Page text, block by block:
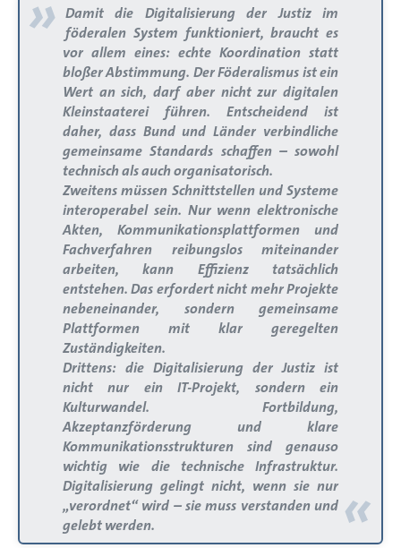
Damit die Digitalisierung der Justiz im
föderalen System funktioniert, braucht es
vor allem eines: echte Koordination statt
bloßer Abstimmung. Der Föderalismus ist ein
Wert an sich, darf aber nicht zur digitalen
Kleinstaaterei führen. Entscheidend ist
daher, dass Bund und Länder verbindliche
gemeinsame Standards schaffen – sowohl
technisch als auch organisatorisch.
Zweitensmüssen Schnittstellen und Systeme
interoperabel sein. Nur wenn elektronische
Akten, Kommunikationsplattformen und
Fachverfahren reibungslos miteinander
arbeiten, kann Effizienz tatsächlich
entstehen. Das erfordert nicht mehr Projekte
nebeneinander, sondern gemeinsame
Plattformen mit klar geregelten
Zuständigkeiten.
Drittens: die Digitalisierung der Justiz ist
nicht nur ein IT-Projekt, sondern ein
Kulturwandel. Fortbildung,
Akzeptanzförderung und klare
Kommunikationsstrukturen sind genauso
wichtig wie die technische Infrastruktur.
Digitalisierung gelingt nicht, wenn sie nur
„verordnet“ wird – sie muss verstanden und
gelebt werden.
«